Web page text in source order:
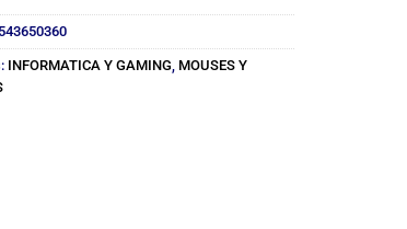
INFORMATICA Y GAMING MOUSES Y